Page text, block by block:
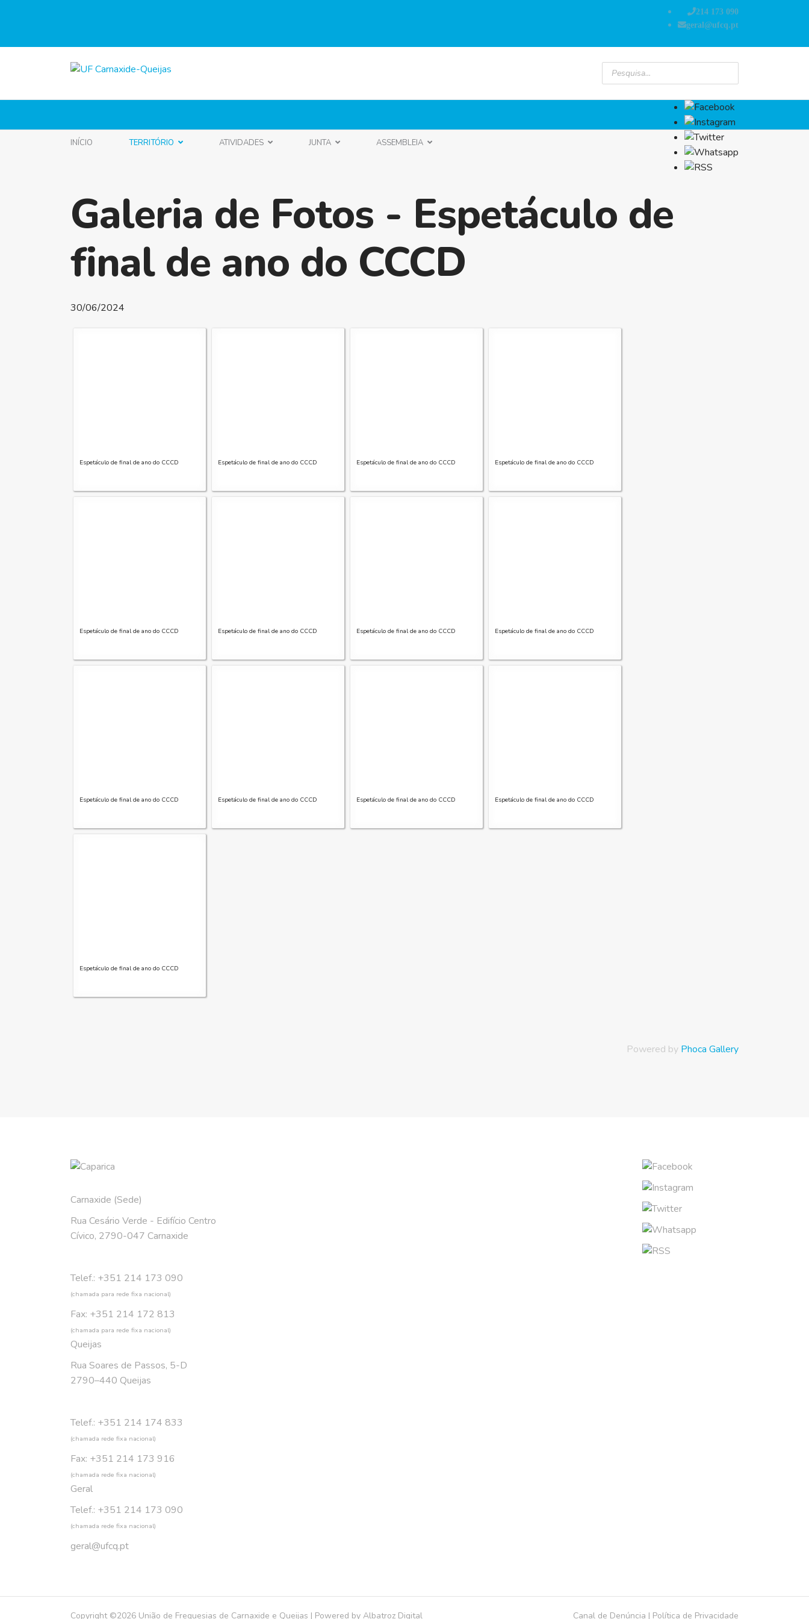
214 173 090
geral@ufcq.pt
INÍCIO TERRITÓRIO ATIVIDADES JUNTA ASSEMBLEIA
Galeria de Fotos - Espetáculo de
final de ano do CCCD
30/06/2024
Espetáculo de final de ano do CCCD Espetáculo de final de ano do CCCD Espetáculo de final de ano do CCCD Espetáculo de final de ano do CCCD
Espetáculo de final de ano do CCCD Espetáculo de final de ano do CCCD Espetáculo de final de ano do CCCD Espetáculo de final de ano do CCCD
Espetáculo de final de ano do CCCD Espetáculo de final de ano do CCCD Espetáculo de final de ano do CCCD Espetáculo de final de ano do CCCD
Espetáculo de final de ano do CCCD
Powered by Phoca Gallery
Carnaxide (Sede)
Rua Cesário Verde - Edifício Centro
Cívico, 2790-047 Carnaxide
Telef.: +351 214 173 090
(chamada para rede fixa nacional)
Fax: +351 214 172 813
(chamada para rede fixa nacional)
Queijas
Rua Soares de Passos, 5-D
2790–440 Queijas
Telef.: +351 214 174 833
(chamada rede fixa nacional)
Fax: +351 214 173 916
(chamada rede fixa nacional)
Geral
Telef.: +351 214 173 090
(chamada rede fixa nacional)
geral@ufcq.pt
Copyright ©2026 União de Freguesias de Carnaxide e Queijas | Powered by Albatroz Digital Canal de Denúncia | Política de Privacidade